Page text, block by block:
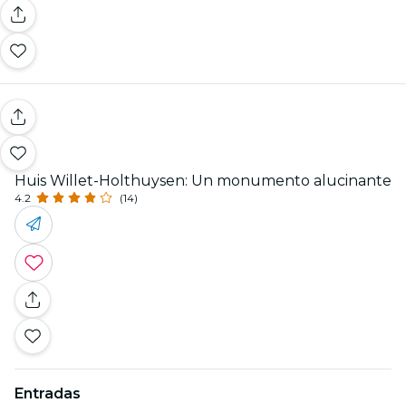
Huis Willet-Holthuysen: Un monumento alucinante
4.2 (14)
Entradas